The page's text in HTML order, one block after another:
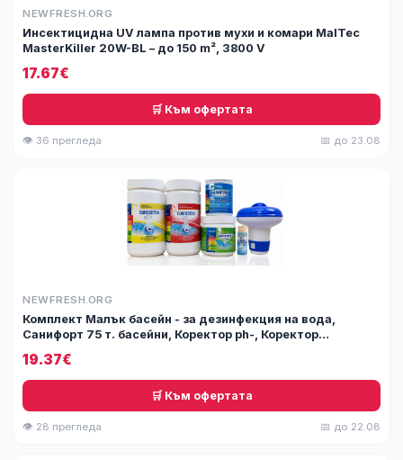
NEWFRESH.ORG
Инсектицидна UV лампа против мухи и комари MalTec
MasterKiller 20W-BL – до 150 m², 3800 V
17.67€
🛒 Към офертата
👁 36 прегледа 📅 до 23.08
NEWFRESH.ORG
Комплект Малък басейн - за дезинфекция на вода,
Санифорт 75 т. басейни, Коректор ph-, Коректор
19.37€
🛒 Към офертата
👁 28 прегледа 📅 до 22.08